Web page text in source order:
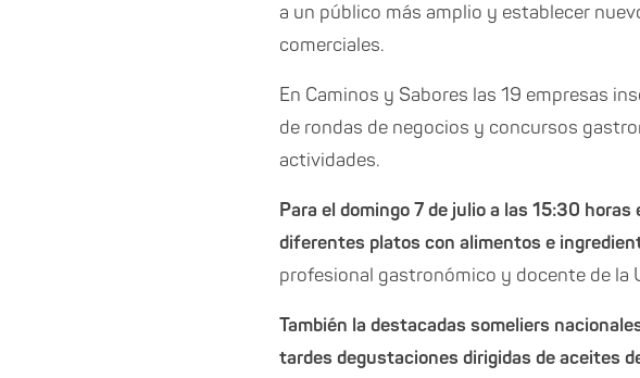
a un público más amplio y establecer
comerciales.
En Caminos y Sabores las 19 empresas
de rondas de negocios y concursos
actividades.
Para el domingo 7 de julio a las 15:30
diferentes platos con alimentos e
profesional gastronómico y docente de la
También la destacadas someliers
tardes degustaciones dirigidas de aceites